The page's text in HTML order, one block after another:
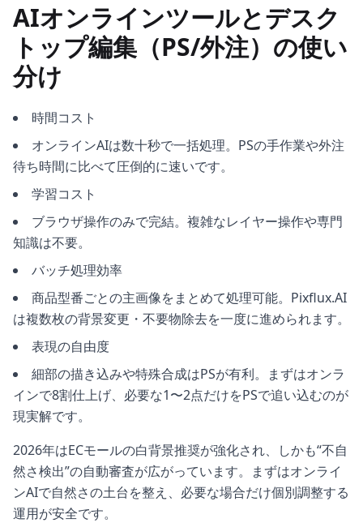
AIオンラインツールとデスク
トップ編集（PS/外注）の使い
分け
時間コスト
オンラインAIは数十秒で一括処理。PSの手作業や外注
待ち時間に比べて圧倒的に速いです。
学習コスト
ブラウザ操作のみで完結。複雑なレイヤー操作や専門
知識は不要。
バッチ処理効率
商品型番ごとの主画像をまとめて処理可能。Pixflux.AI
は複数枚の背景変更・不要物除去を一度に進められます。
表現の自由度
細部の描き込みや特殊合成はPSが有利。まずはオンラ
インで8割仕上げ、必要な1〜2点だけをPSで追い込むのが
現実解です。
2026年はECモールの白背景推奨が強化され、しかも“不自
然さ検出”の自動審査が広がっています。まずはオンライ
ンAIで自然さの土台を整え、必要な場合だけ個別調整する
運用が安全です。